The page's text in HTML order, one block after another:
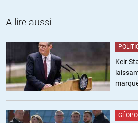
Aikongo 03.04.2020 à 11h09
Raoult s’explique sur son traitement, à
risques à mesurer, les conflits inter untel
bien.
loupé cette émission.
A lire aussi
Keir